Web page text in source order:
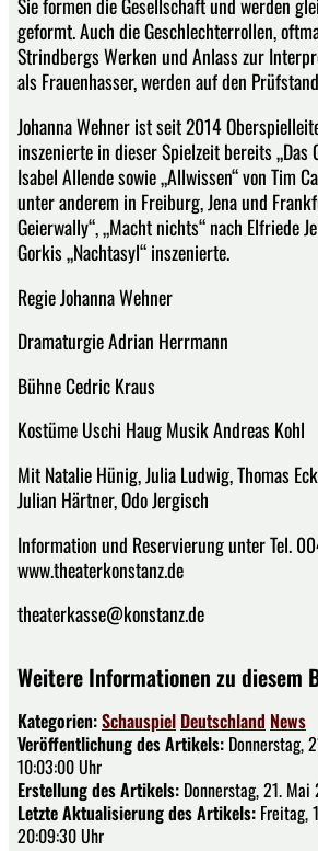
Sie formen die Gesellschaft und werden
geformt. Auch die Geschlechterrollen,
Strindbergs Werken und Anlass zur
als Frauenhasser, werden auf den
Johanna Wehner ist seit 2014
inszenierte in dieser Spielzeit bereits „Das
Isabel Allende sowie „Allwissen“ von Tim
unter anderem in Freiburg, Jena und
Geierwally“, „Macht nichts“ nach Elfriede
Gorkis „Nachtasyl“ inszenierte.
Regie Johanna Wehner
Dramaturgie Adrian Herrmann
Bühne Cedric Kraus
Kostüme Uschi Haug Musik Andreas Kohl
Mit Natalie Hünig, Julia Ludwig, Thomas
Julian Härtner, Odo Jergisch
Information und Reservierung unter Tel.
www.theaterkonstanz.de
theaterkasse@konstanz.de
Weitere Informationen zu diesem
Kategorien:Schauspiel Deutschland News
Veröffentlichung des Artikels: Donnerstag,
10:03:00 Uhr
Erstellung des Artikels: Donnerstag, 21.
Letzte Aktualisierung des Artikels: Freitag,
20:09:30 Uhr